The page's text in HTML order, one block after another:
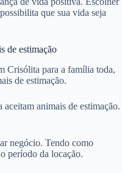
que sua vida seja
de estimação
Crisólita para a família toda,
de estimação.
animais de estimação.
negócio. Tendo como
período da locação.